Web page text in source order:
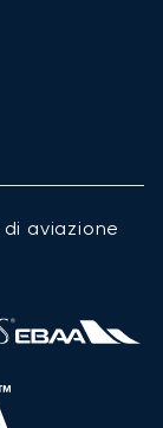
aviazione